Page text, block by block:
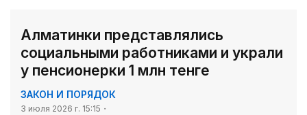
Алматинки представлялись
социальными работниками и украли
у пенсионерки 1 млн тенге
ЗАКОН И ПОРЯДОК
3 июля 2026 г. 15:15